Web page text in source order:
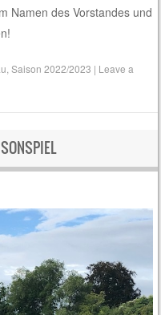
Namen des Vorstandes und
,Saison 2022/2023 | Leave a